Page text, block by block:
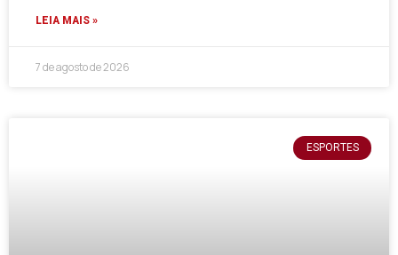
LEIA MAIS »
7 de agosto de 2026
ESPORTES